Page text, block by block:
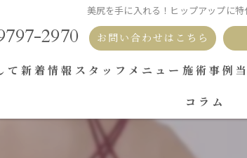
美尻を手に入れる！ヒップアップに
2970 お問い合わせはこちら
て 新着情報 スタッフ メニュー 施術事例
セルフ脱毛
広島市南区でO脚改善
コラム